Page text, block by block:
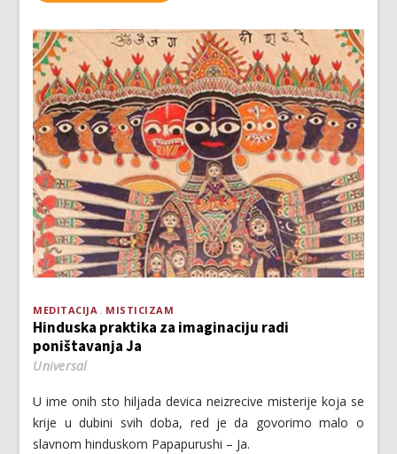
MEDITACIJA MISTICIZAM
Hinduska praktika za imaginaciju radi
poništavanja Ja
Universal
U ime onih sto hiljada devica neizrecive misterije koja se
krije u dubini svih doba, red je da govorimo malo o
slavnom hinduskom Papapurushi – Ja.